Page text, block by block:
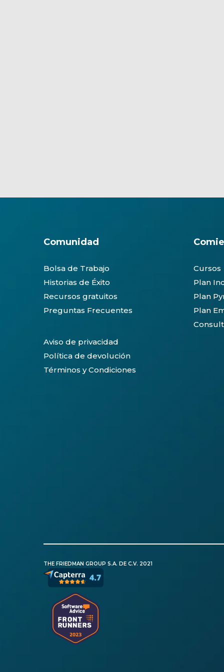
Comunidad
Bolsa de Trabajo
Historias de Éxito
Recursos gratuitos
Preguntas Frecuentes
Aviso de privacidad
Política de devolución
Términos y Condiciones
Cursos
Plan
Plan
Plan
THE FRIEDMAN GROUP S.A. DE C.V. 2021